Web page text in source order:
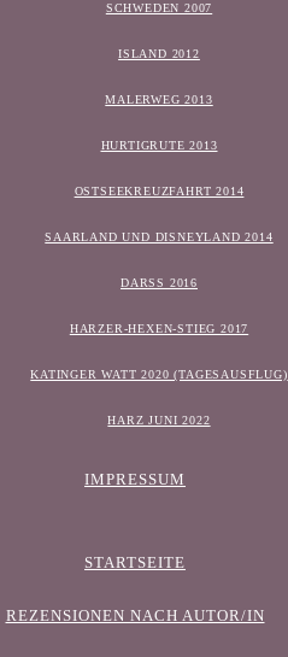
SCHWEDEN 2007
ISLAND 2012
MALERWEG 2013
HURTIGRUTE 2013
OSTSEEKREUZFAHRT 2014
SAARLAND UND DISNEYLAND 2014
DARSS 2016
HARZER-HEXEN-STIEG 2017
KATINGER WATT 2020 (TAGESAUSFLUG)
HARZ JUNI 2022
IMPRESSUM
STARTSEITE
REZENSIONEN NACH AUTOR/IN